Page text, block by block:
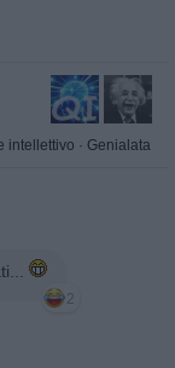
intellettivo · Genialata
2